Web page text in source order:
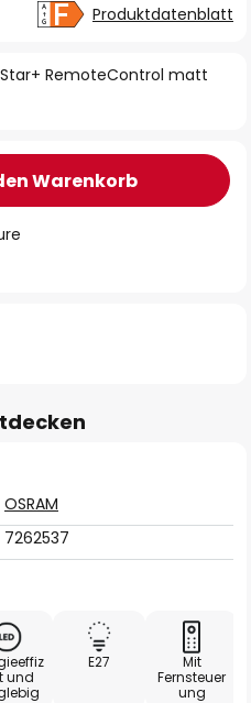
Star+ RemoteControl matt
Produktdatenblatt
Warenkorb
OSRAM
7262537
und
E27
Mit
Fernsteuer
ung